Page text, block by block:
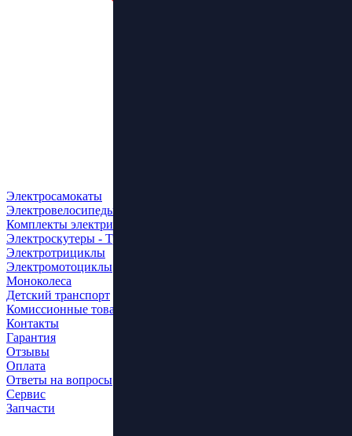
Электросамокаты
Электровелосипеды
Комплекты электрификации
Электроскутеры - Трайки
Электротрициклы
Электромотоциклы
Моноколеса
Детский транспорт
Комиссионные товары
Контакты
Гарантия
Отзывы
Оплата
Ответы на вопросы
Сервис
Запчасти